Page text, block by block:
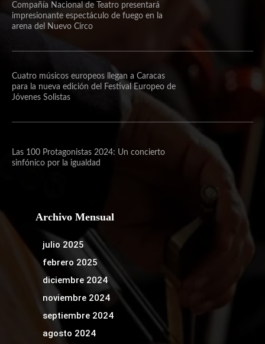
Compañía Nacional de Teatro presentará
impresionante espectáculo de fuego en la
arena del Nuevo Circo
Cuatro músicos europeos llegan a Caracas
para la nueva edición del Festival Europeo de
Jóvenes Solistas
Las 100 Protagonistas 2024: Un concierto
sinfónico por la igualdad
Archivo Mensual
julio 2025
febrero 2025
diciembre 2024
noviembre 2024
septiembre 2024
agosto 2024